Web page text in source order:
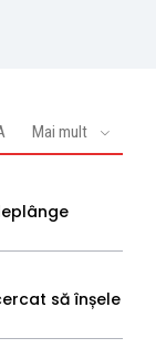
Mai mult
să înșele